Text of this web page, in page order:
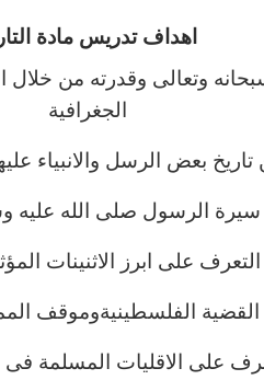
اهداف تدريس مادة
وتعالى وقدرته من خلال
الجغرافية